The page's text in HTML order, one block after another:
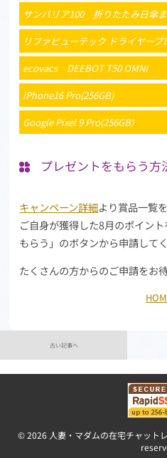
サンバリア100 折りたたみ日傘ま
リファビューテック ドライヤープ
ecovacs DEEBOT T50 OMNI
iPhone16 Pro(256GB)
Google Pixel 9 Pro(256GB)
プレゼントをもらう方
キャンペーン詳細より賞品一覧
ご自身が獲得した8月のポイン
もらう」のボタンから申請してく
たくさんの方からのご申請をお
古い記事へ
© 2026 人妻・マダムの在宅チャット